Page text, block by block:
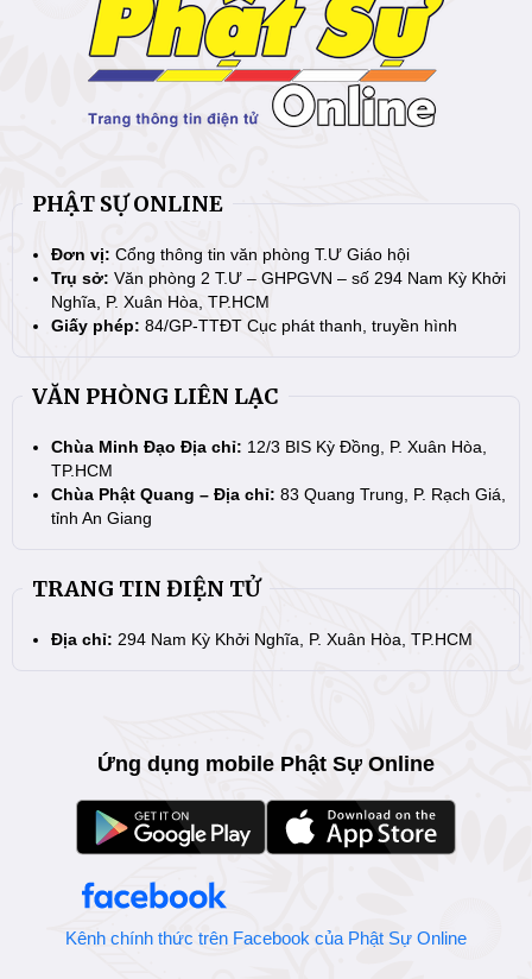
PHẬT SỰ ONLINE
Đơn vị: Cổng thông tin văn phòng T.Ư Giáo hội
Trụ sở: Văn phòng 2 T.Ư – GHPGVN – số 294 Nam Kỳ Khởi
Nghĩa, P. Xuân Hòa, TP.HCM
Giấy phép: 84/GP-TTĐT Cục phát thanh, truyền hình
VĂN PHÒNG LIÊN LẠC
Chùa Minh Đạo Địa chỉ: 12/3 BIS Kỳ Đồng, P. Xuân Hòa,
TP.HCM
Chùa Phật Quang – Địa chỉ: 83 Quang Trung, P. Rạch Giá,
tỉnh An Giang
TRANG TIN ĐIỆN TỬ
Địa chỉ: 294 Nam Kỳ Khởi Nghĩa, P. Xuân Hòa, TP.HCM
Ứng dụng mobile Phật Sự Online
Kênh chính thức trên Facebook của Phật Sự Online